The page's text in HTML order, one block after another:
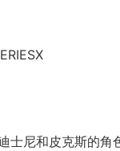
士尼和皮克斯的